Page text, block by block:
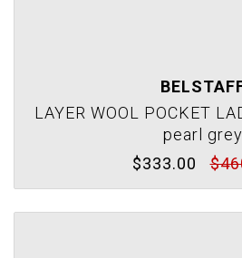
LAYER WOOL POCKET
pearl grey
$333.00